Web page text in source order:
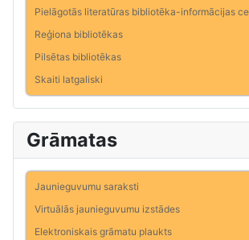
Pielāgotās literatūras bibliotēka-informācijas
Reģiona bibliotēkas
Pilsētas bibliotēkas
Skaiti latgaliski
Grāmatas
Jaunieguvumu saraksti
Virtuālās jaunieguvumu izstādes
Elektroniskais grāmatu plaukts